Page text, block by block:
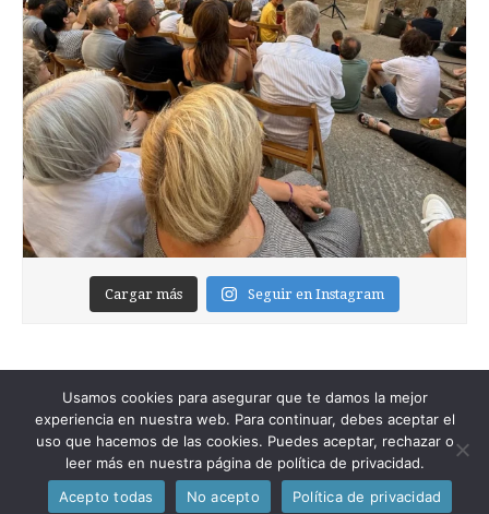
Cargar más Seguir en Instagram
Copyright © 2026 Foixblog
. All Rights Reserved.
The Magazine Premium Theme bybavotasan.com.
Usamos cookies para asegurar que te damos la mejor
experiencia en nuestra web. Para continuar, debes aceptar el
uso que hacemos de las cookies. Puedes aceptar, rechazar o
leer más en nuestra página de política de privacidad.
Acepto todas
No acepto Política de privacidad